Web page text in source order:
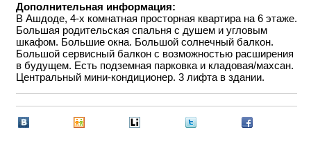
Дополнительная информация:
В Ашдоде, 4-х комнатная просторная квартира на 6 этаже.
Большая родительская спальня с душем и угловым
шкафом. Большие окна. Большой солнечный балкон.
Большой сервисный балкон с возможностью расширения
в будущем. Есть подземная парковка и кладовая/махсан.
Центральный мини-кондиционер. 3 лифта в здании.